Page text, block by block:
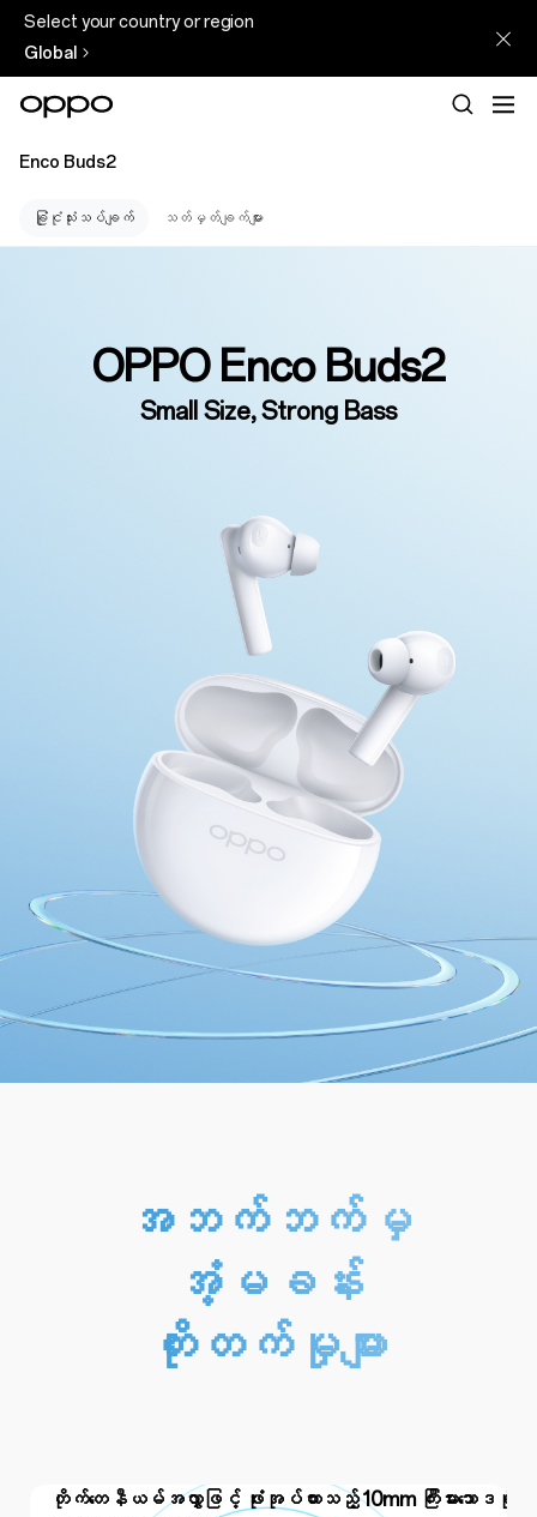
Select your country or region
Global
Enco Buds2
ခြုံငုံသုံးသပ်ချက် သတ်မှတ်ချက်များ
OPPO Enco Buds2
Small Size, Strong Bass
အဘက်ဘက်မှ
အံ့မခန်း
တိုးတက်မှုများ
တိုက်တေနီယမ်အလွှာဖြင့် ဖုံးအုပ်ထားသည့် 10mm ကြီးမားသောဒရိုင်